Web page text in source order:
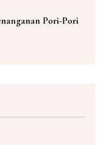
Pori-Pori